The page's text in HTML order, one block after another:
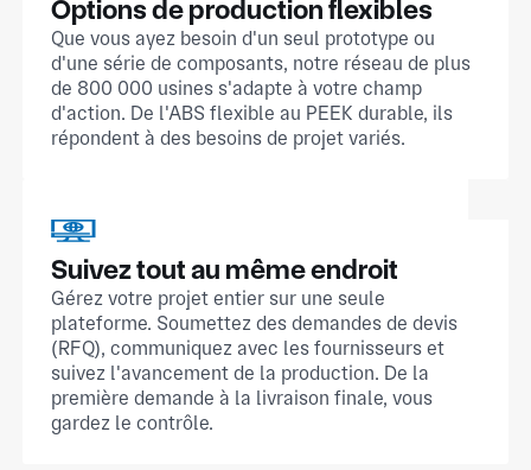
Options de production flexibles
Que vous ayez besoin d'un seul prototype ou
d'une série de composants, notre réseau de plus
de 800 000 usines s'adapte à votre champ
d'action. De l'ABS flexible au PEEK durable, ils
répondent à des besoins de projet variés.
Suivez tout au même endroit
Gérez votre projet entier sur une seule
plateforme. Soumettez des demandes de devis
(RFQ), communiquez avec les fournisseurs et
suivez l'avancement de la production. De la
première demande à la livraison finale, vous
gardez le contrôle.